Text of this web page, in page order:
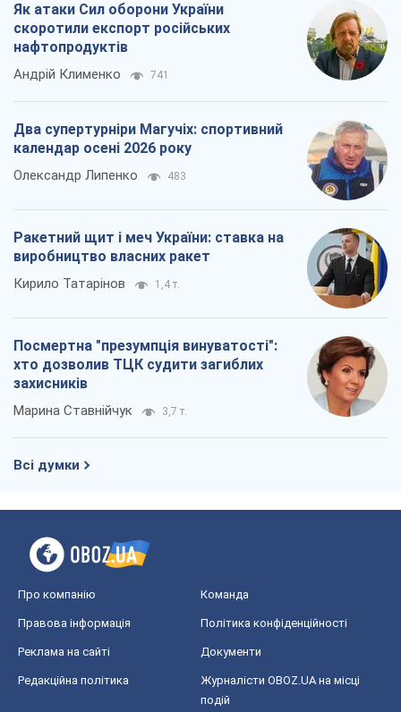
Як атаки Сил оборони України
скоротили експорт російських
нафтопродуктів
Андрій Клименко 741
Два супертурніри Магучіх: спортивний
календар осені 2026 року
Олександр Липенко 483
Ракетний щит і меч України: ставка на
виробництво власних ракет
Кирило Татарінов 1,4 т.
Посмертна "презумпція винуватості":
хто дозволив ТЦК судити загиблих
захисників
Марина Ставнійчук 3,7 т.
Всі думки
Про компанію Команда
Правова інформація Політика конфіденційності
Реклама на сайті Документи
Редакційна політика
Журналісти OBOZ.UA на місці
подій